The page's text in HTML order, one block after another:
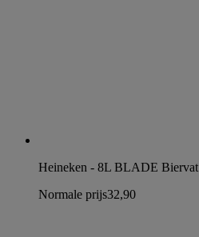
Heineken - 8L BLADE Biervat
Normale prijs32,90